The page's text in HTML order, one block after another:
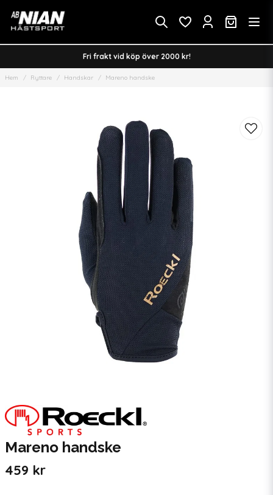
Fri frakt vid köp över 2000 kr!
Hem Ryttare Handskar Mareno handske
Mareno handske
459 kr